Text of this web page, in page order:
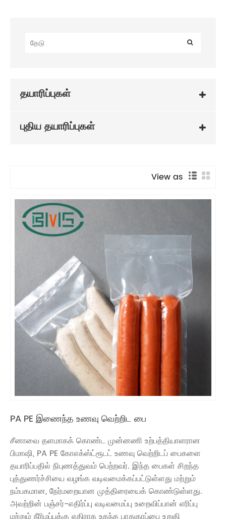
தயாரிப்புகள்
புதிய தயாரிப்புகள்
View as
PA PE இணைந்த உணவு வெற்றிட பை
சீனாவை தளமாகக் கொண்ட முன்னணி உற்பத்தியாளரான
பிமாஷி, PA PE கோஎக்ஸ்ட்ரூடட் உணவு வெற்றிடப் பைகளை
தயாரிப்பதில் நிபுணத்துவம் பெற்றவர். இந்த பைகள் சிறந்த
புத்துணர்ச்சியை வழங்க வடிவமைக்கப்பட்டுள்ளது மற்றும்
நம்பகமான, நேர்மறையான முத்திரையைக் கொண்டுள்ளது.
அவற்றின் பஞ்சர்-எதிர்ப்பு வடிவமைப்பு உறைவிப்பான் எரிப்பு
மற்றும் நீரிழப்புக்கு எதிராக உகந்த பாதுகாப்பை உறுதி